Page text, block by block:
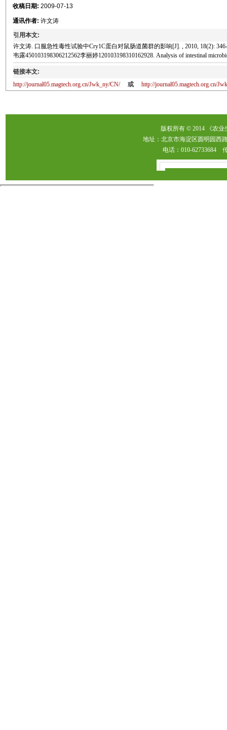
收稿日期: 2009-07-13
通讯作者: 许文涛
引用本文:
许文涛. 口服急性毒性试验中Cry1C蛋白对鼠肠道菌群的影响[J]. , 2010, 18(2):
韦露450103198306212562李丽婷120103198310162928. Analysis of intestinal
链接本文:
http://journal05.magtech.org.cn/Jwk_ny/CN/
或 http://journal05.magtech.org.cn/
版权所有 © 2014 《农
地址：北京市海淀区圆明园西
电话：010-62733684